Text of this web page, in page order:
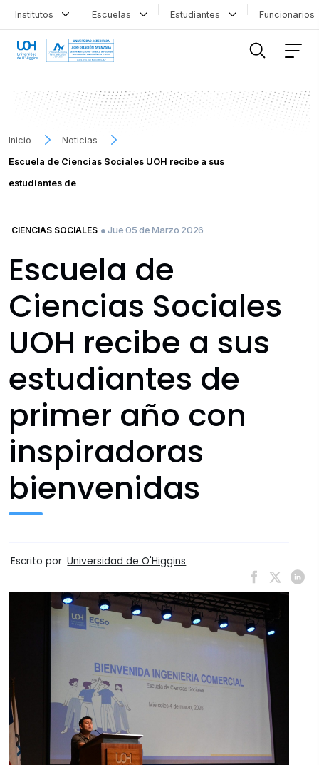
Institutos Escuelas Estudiantes
Inicio
Noticias
Escuela de Ciencias Sociales UOH recibe a sus
estudiantes de
CIENCIAS SOCIALES ● Jue 05 de Marzo 2026
Escuela de
Ciencias Sociales
UOH recibe a sus
estudiantes de
primer año con
inspiradoras
bienvenidas
Escrito por Universidad de O'Higgins